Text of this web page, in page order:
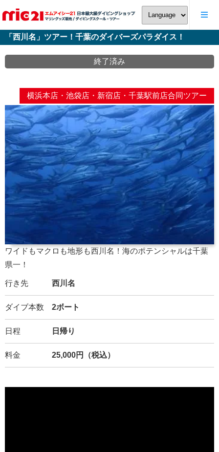
「西川名」ツアー！千葉のダイバーズパラダイス！
終了済み
横浜本店・池袋店・新宿店・千葉駅前店合同ツアー
ワイドもマクロも地形も西川名！海のポテンシャルは千葉
県一！
行き先 西川名
ダイブ本数 2ボート
日程 日帰り
料金 25,000円（税込）